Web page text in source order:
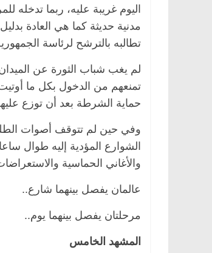
اليوم غريبة عليه، ربما تدخله
مدنية حديثة كما هي العادة
تطالبه بالترشح لرئاسة
لم يغب شباب الثورة عن
تمنعهم من الدخول بكل ما
حماية الشرطة بعد أن توزع
وفي حين لم تتوقف أصوات
الشوارع المؤدية إليه طوال
والأغاني الحماسية
عالمان يفصل بينهما شارع..
مرحلتان يفصل بينهما يوم..
المشهد الخامس